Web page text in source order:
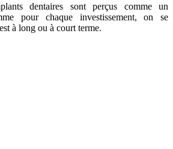
dentaires sont perçus comme un
pour chaque investissement, on se
à long ou à court terme.